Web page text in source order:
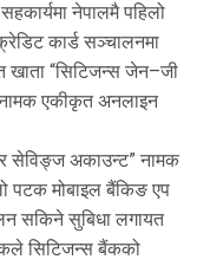
नेपालमै पहिलो
कार्ड सञ्चालनमा
खाता “सिटिजन्स जेन–जी
एकीकृत अनलाइन
सेविङ्ज अकाउन्ट” नामक
पटक मोबाइल बैंकिङ एप
सकिने सुबिधा लगायत
सिटिजन्स बैंकको